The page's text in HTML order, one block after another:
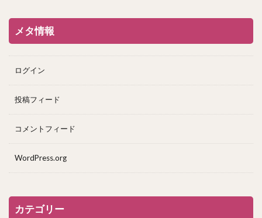
メタ情報
ログイン
投稿フィード
コメントフィード
WordPress.org
カテゴリー